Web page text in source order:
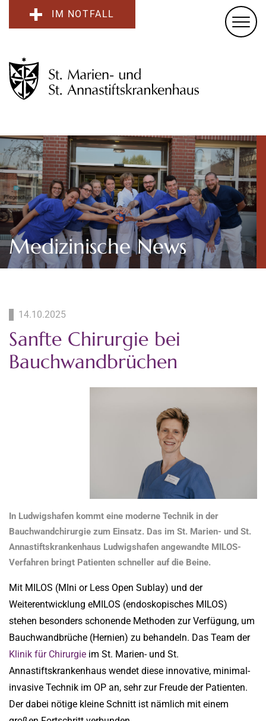
IM NOTFALL
Medizinische News
14.10.2025
Sanfte Chirurgie bei
Bauchwandbrüchen
In Ludwigshafen kommt eine moderne Technik in der
Bauchwandchirurgie zum Einsatz. Das im St. Marien- und St.
Annastiftskrankenhaus Ludwigshafen angewandte MILOS-
Verfahren bringt Patienten schneller auf die Beine.
Mit MILOS (MIni or Less Open Sublay) und der
Weiterentwicklung eMILOS (endoskopisches MILOS)
stehen besonders schonende Methoden zur Verfügung, um
Bauchwandbrüche (Hernien) zu behandeln. Das Team der
Klinik für Chirurgie im St. Marien- und St.
Annastiftskrankenhaus wendet diese innovative, minimal-
invasive Technik im OP an, sehr zur Freude der Patienten.
Der dabei nötige kleine Schnitt ist nämlich mit einem